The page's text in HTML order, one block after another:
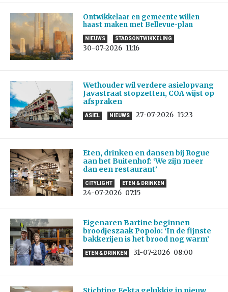
Ontwikkelaar en gemeente willen
haast maken met Bellevue-plan
NIEUWS STADSONTWIKKELING
30-07-2026 11:16
Wethouder wil verdere asielopvang
Javastraat stopzetten, COA wijst op
afspraken
ASIEL NIEUWS 27-07-2026 15:23
Eten, drinken en dansen bij Rogue
aan het Buitenhof: ‘We zijn meer
dan een restaurant’
CITYLIGHT ETEN & DRINKEN
24-07-2026 07:15
Eigenaren Bartine beginnen
broodjeszaak Popolo: ‘In de fijnste
bakkerijen is het brood nog warm’
ETEN & DRINKEN 31-07-2026 08:00